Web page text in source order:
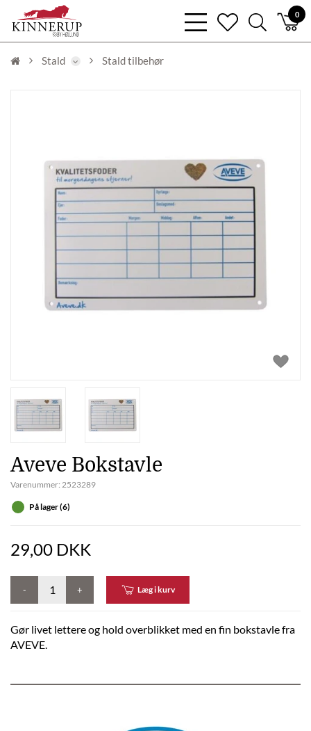
0
bars
light
heart
search
light
Stald Stald tilbehør
Aveve Bokstavle
Varenummer: 2523289
På lager (6)
29,00 DKK
- + Læg i kurv
Gør livet lettere og hold overblikket med en fin bokstavle fra
AVEVE.